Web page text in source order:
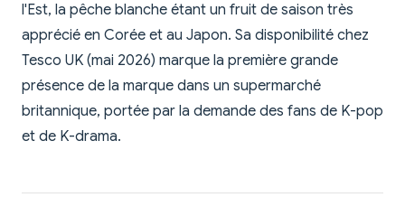
l'Est, la pêche blanche étant un fruit de saison très
apprécié en Corée et au Japon. Sa disponibilité chez
Tesco UK (mai 2026) marque la première grande
présence de la marque dans un supermarché
britannique, portée par la demande des fans de K-pop
et de K-drama.